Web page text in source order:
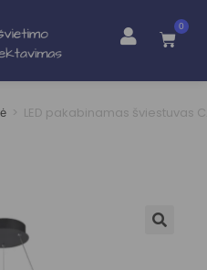
0
> LED pakabinamas šviestuvas